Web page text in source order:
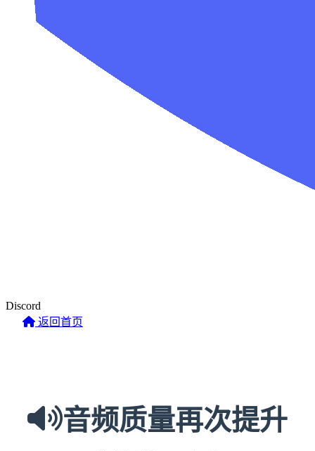
Discord
返回首页
音频质量再次提升